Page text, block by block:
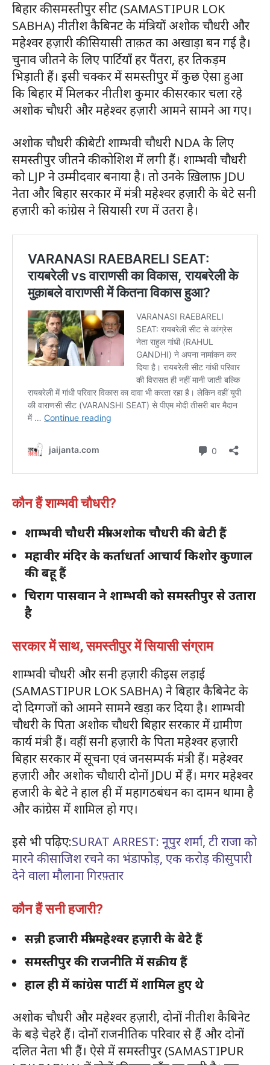
बिहार की समस्तीपुर सीट (SAMASTIPUR LOK
SABHA) नीतीश कैबिनट के मंत्रियों अशोक चौधरी और
महेश्वर हज़ारी की सियासी ताक़त का अखाड़ा बन गई है।
चुनाव जीतने के लिए पार्टियाँ हर पैंतरा, हर तिकड़म
भिड़ाती हैं। इसी चक्कर में समस्तीपुर में कुछ ऐसा हुआ
कि बिहार में मिलकर नीतीश कुमार की सरकार चला रहे
अशोक चौधरी और महेश्वर हज़ारी आमने सामने आ गए।
अशोक चौधरी की बेटी शाम्भवी चौधरी NDA के लिए
समस्तीपुर जीतने की कोशिश में लगी हैं। शाम्भवी चौधरी
को LJP ने उम्मीदवार बनाया है। तो उनके ख़िलाफ़ JDU
नेता और बिहार सरकार में मंत्री महेश्वर हज़ारी के बेटे सनी
हज़ारी को कांग्रेस ने सियासी रण में उतरा है।
कौन हैं शाम्भवी चौधरी?
शाम्भवी चौधरी मंत्री अशोक चौधरी की बेटी हैं
महावीर मंदिर के कर्ताधर्ता आचार्य किशोर कुणाल
की बहू हैं
चिराग पासवान ने शाम्भवी को समस्तीपुर से उतारा
है
सरकार में साथ, समस्तीपुर में सियासी संग्राम
शाम्भवी चौधरी और सनी हज़ारी की इस लड़ाई
(SAMASTIPUR LOK SABHA) ने बिहार कैबिनेट के
दो दिग्गजों को आमने सामने खड़ा कर दिया है। शाम्भवी
चौधरी के पिता अशोक चौधरी बिहार सरकार में ग्रामीण
कार्य मंत्री हैं। वहीं सनी हज़ारी के पिता महेश्वर हज़ारी
बिहार सरकार में सूचना एवं जनसम्पर्क मंत्री हैं। महेश्वर
हज़ारी और अशोक चौधारी दोनों JDU में हैं। मगर महेश्वर
हजारी के बेटे ने हाल ही में महागठबंधन का दामन थामा है
और कांग्रेस में शामिल हो गए।
इसे भी पढ़िए:SURAT ARREST: नूपुर शर्मा, टी राजा को
मारने की साजिश रचने का भंडाफोड़, एक करोड़ की सुपारी
देने वाला मौलाना गिरफ़्तार
कौन हैं सनी हजारी?
सन्नी हजारी मंत्री महेश्वर हज़ारी के बेटे हैं
समस्तीपुर की राजनीति में सक्रीय हैं
हाल ही में कांग्रेस पार्टी में शामिल हुए थे
अशोक चौधरी और महेश्वर हज़ारी, दोनों नीतीश कैबिनेट
के बड़े चेहरे हैं। दोनों राजनीतिक परिवार से हैं और दोनों
दलित नेता भी हैं। ऐसे में समस्तीपुर (SAMASTIPUR